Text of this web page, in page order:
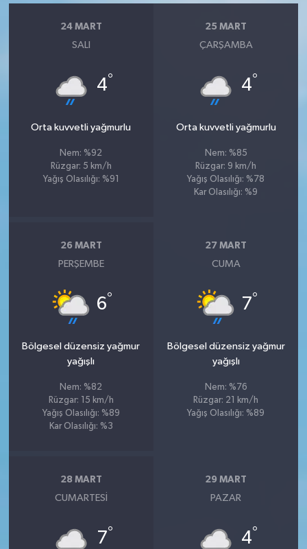
24 MART
SALI
4°
Orta kuvvetli yağmurlu
Nem: %92
Rüzgar: 5 km/h
Yağış Olasılığı: %91
25 MART
ÇARŞAMBA
4°
Orta kuvvetli yağmurlu
Nem: %85
Rüzgar: 9 km/h
Yağış Olasılığı: %78
Kar Olasılığı: %9
26 MART
PERŞEMBE
6°
Bölgesel düzensiz yağmur
yağışlı
Nem: %82
Rüzgar: 15 km/h
Yağış Olasılığı: %89
Kar Olasılığı: %3
27 MART
CUMA
7°
Bölgesel düzensiz yağmur
yağışlı
Nem: %76
Rüzgar: 21 km/h
Yağış Olasılığı: %89
28 MART
CUMARTESI
7°
29 MART
PAZAR
4°